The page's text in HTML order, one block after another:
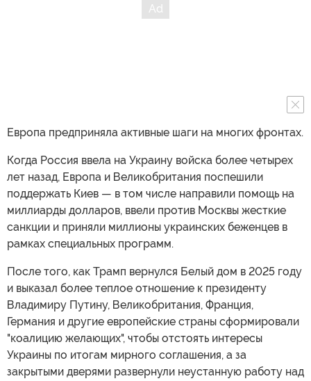
Европа предприняла активные шаги на многих фронтах.
Когда Россия ввела на Украину войска более четырех
лет назад, Европа и Великобритания поспешили
поддержать Киев — в том числе направили помощь на
миллиарды долларов, ввели против Москвы жесткие
санкции и приняли миллионы украинских беженцев в
рамках специальных программ.
После того, как Трамп вернулся Белый дом в 2025 году
и выказал более теплое отношение к президенту
Владимиру Путину, Великобритания, Франция,
Германия и другие европейские страны сформировали
"коалицию желающих", чтобы отстоять интересы
Украины по итогам мирного соглашения, а за
закрытыми дверями развернули неустанную работу над